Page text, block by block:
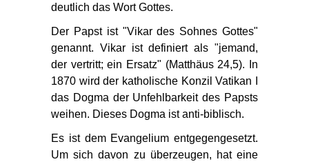
deutlich das Wort Gottes.
Der Papst ist "Vikar des Sohnes Gottes"
genannt. Vikar ist definiert als "jemand,
der vertritt; ein Ersatz" (Matthäus 24,5). In
1870 wird der katholische Konzil Vatikan I
das Dogma der Unfehlbarkeit des Papsts
weihen. Dieses Dogma ist anti-biblisch.
Es ist dem Evangelium entgegengesetzt.
Um sich davon zu überzeugen, hat eine